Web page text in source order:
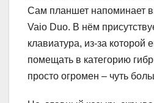
Сам планшет напоминает
Vaio Duo. В нём
клавиатура, из-за которой
помещать в категорию
просто огромен – чуть